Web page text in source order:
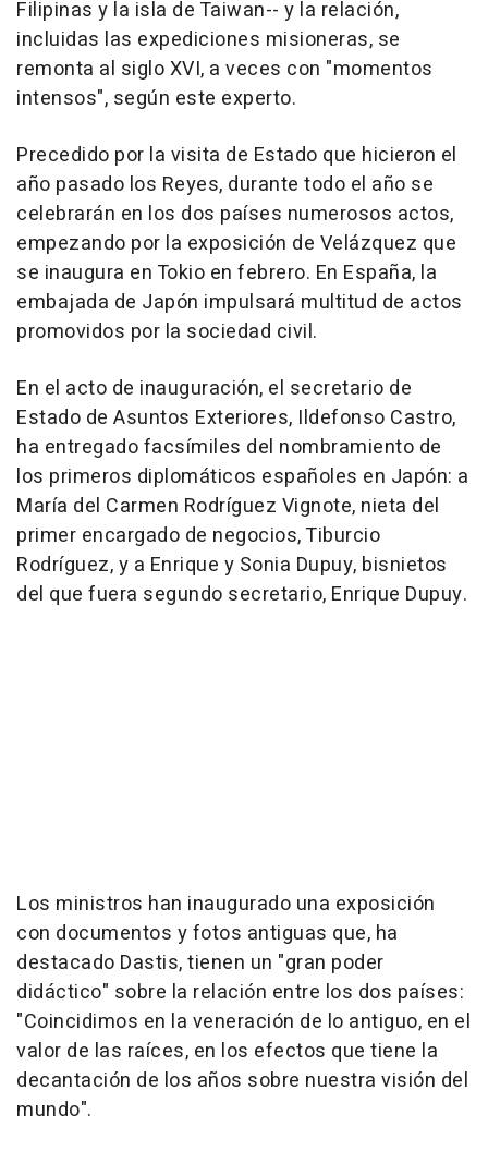
Filipinas y la isla de Taiwan-- y la relación,
incluidas las expediciones misioneras, se
remonta al siglo XVI, a veces con "momentos
intensos", según este experto.
Precedido por la visita de Estado que hicieron el
año pasado los Reyes, durante todo el año se
celebrarán en los dos países numerosos actos,
empezando por la exposición de Velázquez que
se inaugura en Tokio en febrero. En España, la
embajada de Japón impulsará multitud de actos
promovidos por la sociedad civil.
En el acto de inauguración, el secretario de
Estado de Asuntos Exteriores, Ildefonso Castro,
ha entregado facsímiles del nombramiento de
los primeros diplomáticos españoles en Japón: a
María del Carmen Rodríguez Vignote, nieta del
primer encargado de negocios, Tiburcio
Rodríguez, y a Enrique y Sonia Dupuy, bisnietos
del que fuera segundo secretario, Enrique Dupuy.
Los ministros han inaugurado una exposición
con documentos y fotos antiguas que, ha
destacado Dastis, tienen un "gran poder
didáctico" sobre la relación entre los dos países:
"Coincidimos en la veneración de lo antiguo, en el
valor de las raíces, en los efectos que tiene la
decantación de los años sobre nuestra visión del
mundo".